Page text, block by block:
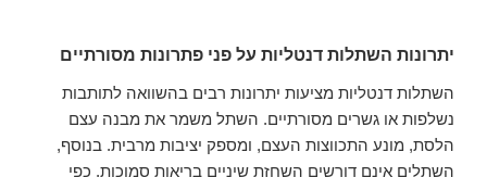
יתרונות השתלות דנטליות על פני פתרונות מסורתיים
השתלות דנטליות מציעות יתרונות רבים בהשוואה לתותבות
נשלפות או גשרים מסורתיים. השתל משמר את מבנה עצם
הלסת, מונע התכווצות העצם, ומספק יציבות מרבית. בנוסף,
השתלים אינם דורשים השחזת שיניים בריאות סמוכות, כפי